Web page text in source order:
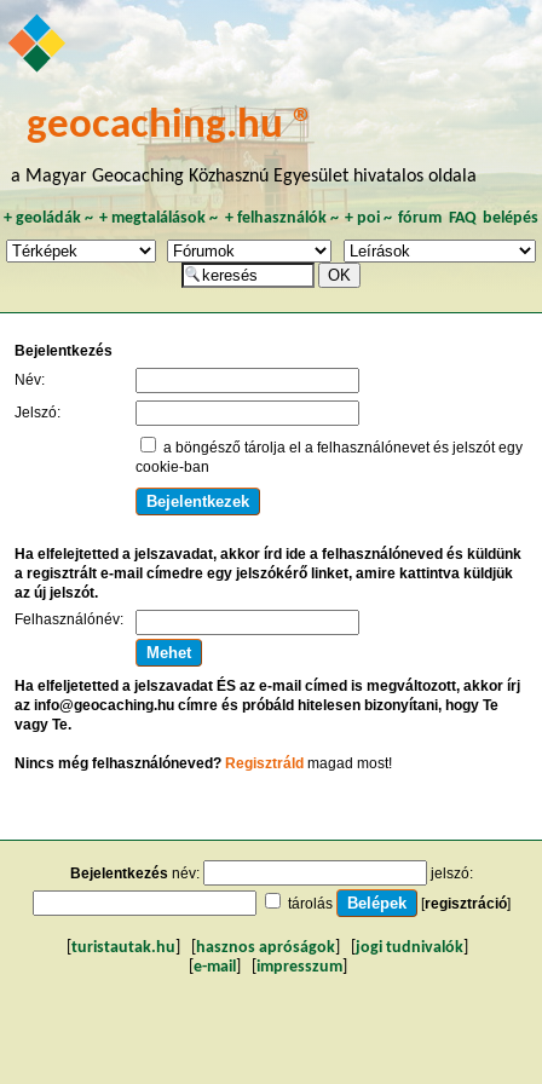
geocaching.hu ®
a Magyar Geocaching Közhasznú Egyesület hivatalos oldala
+ geoládák~ +megtalálások ~ + felhasználók~ + poi~ fórum FAQ belépés
Bejelentkezés
Név:
Jelszó:
a böngésző tárolja el a felhasználónevet és jelszót egy
cookie-ban
Ha elfelejtetted a jelszavadat, akkor írd ide a felhasználóneved és küldünk
a regisztrált e-mail címedre egy jelszókérő linket, amire kattintva küldjük
az új jelszót.
Felhasználónév:
Ha elfeljetetted a jelszavadat ÉS az e-mail címed is megváltozott, akkor írj
az info@geocaching.hu címre és próbáld hitelesen bizonyítani, hogy Te
vagy Te.
Nincs még felhasználóneved? Regisztráldmagad most!
Bejelentkezés név:
jelszó:
tárolás
[regisztráció]
turistautak.hu hasznos apróságok jogi tudnivalók
e-mail impresszum]